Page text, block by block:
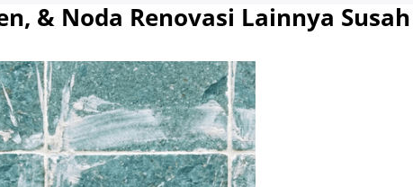
& Noda Renovasi Lainnya Susah